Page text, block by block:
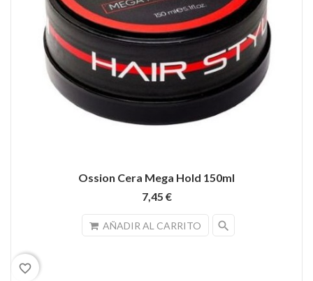
Ossion Cera Mega Hold 150ml
7,45 €
AÑADIR AL CARRITO search
favorite_border